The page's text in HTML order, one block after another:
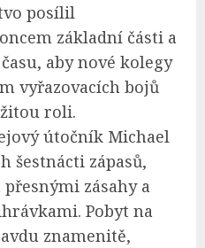
posílil
základní části a
aby nové kolegy
vyřazovacích bojů
roli.
útočník Michael
šestnácti zápasů,
zásahy a
Pobyt na
znamenitě,